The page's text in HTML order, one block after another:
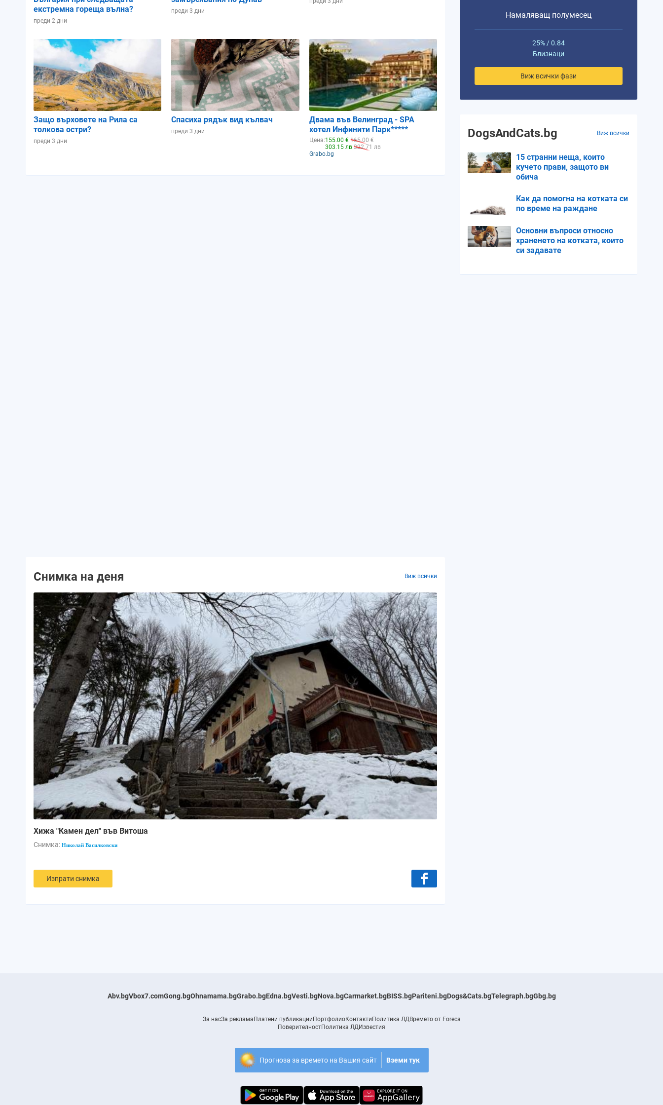
екстремна гореща вълна?
преди 2 дни
преди 3 дни
Защо върховете на Рила са
толкова остри?
преди 3 дни
Спасиха рядък вид кълвач
преди 3 дни
Двама във Велинград - SPA
хотел Инфинити Парк*****
Цена:155.00 € 165.00 €
303.15 лв 322.71 лв
Grabo.bg
Снимка на деня Виж всички
Хижа "Камен дел" във Витоша
Снимка: Николай Василковски
Изпрати снимка
Намаляващ полумесец
25% / 0.84
Близнаци
Виж всички фази
DogsAndCats.bg Виж всички
15 странни неща, които
кучето прави, защото ви
обича
Как да помогна на котката си
по време на раждане
Основни въпроси относно
храненето на котката, които
си задавате
Abv.bgVbox7.comGong.bgOhnamama.bgGrabo.bgEdna.bgVesti.bgNova.bgCarmarket.bgBISS.bgPariteni.bgDogs&Cats.bgTelegraph.bgGbg.bg
За насЗа рекламаПлатени публикацииПортфолиоКонтактиПолитика ЛДВремето от Foreca
ПоверителностПолитика ЛДИзвестия
Прогноза за времето на Вашия сайт Вземи тук